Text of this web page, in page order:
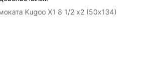
Kugoo X1 8 1/2 х2 (50х134)